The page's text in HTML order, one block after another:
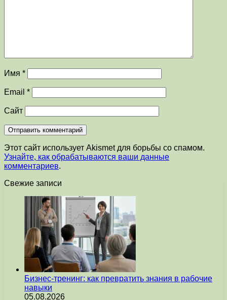
Имя *
Email *
Сайт
Этот сайт использует Akismet для борьбы со спамом.
Узнайте, как обрабатываются ваши данные
комментариев.
Свежие записи
Бизнес-тренинг: как превратить знания в рабочие
навыки
05.08.2026